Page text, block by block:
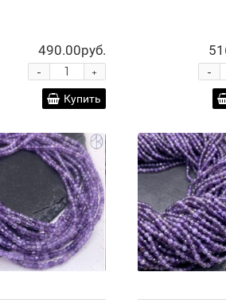
490.00руб.
+
-
Купить
-